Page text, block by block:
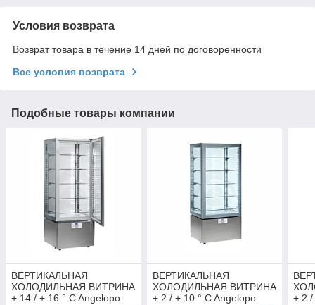
Условия возврата
Возврат товара в течение 14 дней по договоренности
Все условия возврата
Подобные товары компании
ВЕРТИКАЛЬНАЯ
ХОЛОДИЛЬНАЯ ВИТРИНА
+ 14 / + 16 ° C Angelopo
ВЕРТИКАЛЬНАЯ
ХОЛОДИЛЬНАЯ ВИТРИНА
+ 2 / + 10 ° C Angelopo
+ 2 /